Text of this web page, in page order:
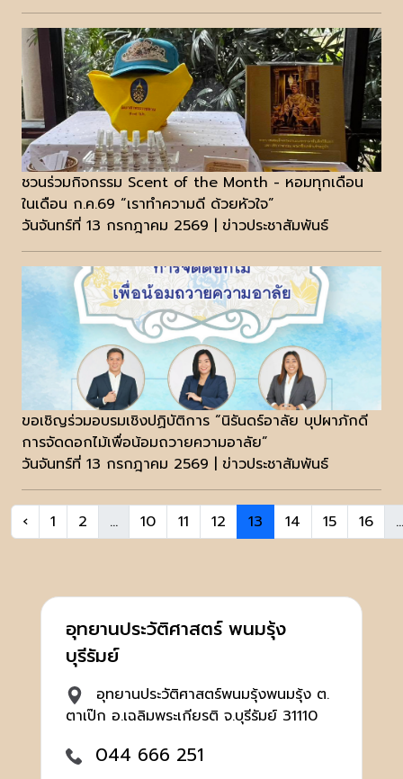
ชวนร่วมกิจกรรม Scent of the Month - หอมทุกเดือน
ในเดือน ก.ค.69 “เราทำความดี ด้วยหัวใจ”
วันจันทร์ที่ 13 กรกฎาคม 2569 | ข่าวประชาสัมพันธ์
ขอเชิญร่วมอบรมเชิงปฏิบัติการ “นิรันดร์อาลัย บุปผาภักดี
การจัดดอกไม้เพื่อน้อมถวายความอาลัย”
วันจันทร์ที่ 13 กรกฎาคม 2569 | ข่าวประชาสัมพันธ์
‹ 1 2 ... 10 11 12 13 14 15 16 ...
อุทยานประวัติศาสตร์ พนมรุ้ง
บุรีรัมย์
อุทยานประวัติศาสตร์พนมรุ้งพนมรุ้ง ต.
ตาเป๊ก อ.เฉลิมพระเกียรติ จ.บุรีรัมย์ 31110
044 666 251